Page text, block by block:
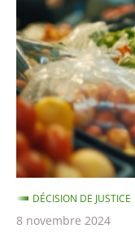
mettre
à
disposition
une
salle
pour
une
conféren...
emballages
plastiques
pour
les
fruits
et
légumes
:
le
Conseil
DÉCISION DE JUSTICE
8 novembre 2024